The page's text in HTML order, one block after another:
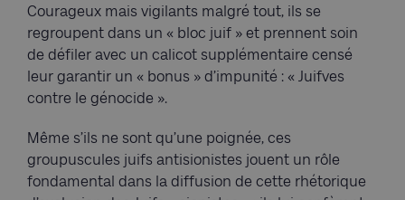
Courageux mais vigilants malgré tout, ils se
regroupent dans un « bloc juif » et prennent soin
de défiler avec un calicot supplémentaire censé
leur garantir un « bonus » d’impunité : « Juifves
contre le génocide ».
Même s’ils ne sont qu’une poignée, ces
groupuscules juifs antisionistes jouent un rôle
fondamental dans la diffusion de cette rhétorique